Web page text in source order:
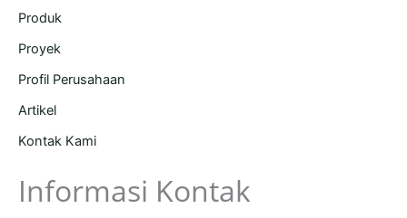
Produk
Proyek
Profil Perusahaan
Artikel
Kontak Kami
Informasi Kontak